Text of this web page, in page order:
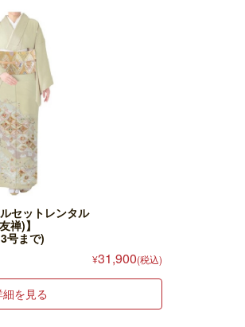
セットレンタル
禅)】
号まで)
¥31,900(税込)
細を見る